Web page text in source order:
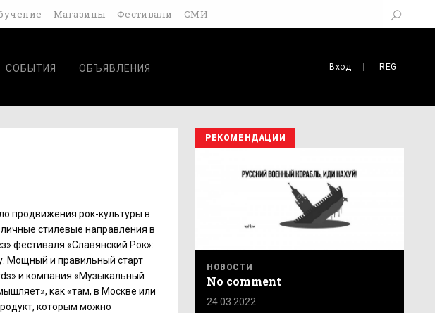
Магазины Фестивали СМИ
СОБЫТИЯ ОБЪЯВЛЕНИЯ Вход _REG_
продвижения рок-культуры в
стилевые направления в
фестиваля «Славянский Рок»:
Мощный и правильный старт
и компания «Музыкальный
как «там, в Москве или
которым можно
РЕКОМЕНДАЦИИ
НОВОСТИ
No comment
24.03.2022